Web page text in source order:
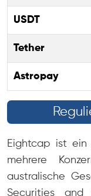
USDT
Tether
Astropay
Eightcap ist ein
mehrere
australische
Securities and